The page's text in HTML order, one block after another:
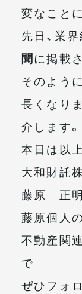
変なこと
先日、業
聞に掲載
そのよう
長くなり
介します。
本日は以
大和財託
藤原 正明
藤原個人
不動産関
で
ぜひフォ